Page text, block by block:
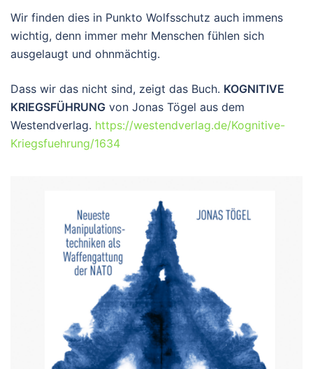
Wir finden dies in Punkto Wolfsschutz auch immens
wichtig, denn immer mehr Menschen fühlen sich
ausgelaugt und ohnmächtig.
Dass wir das nicht sind, zeigt das Buch. KOGNITIVE
KRIEGSFÜHRUNG von Jonas Tögel aus dem
Westendverlag. https://westendverlag.de/Kognitive-
Kriegsfuehrung/1634